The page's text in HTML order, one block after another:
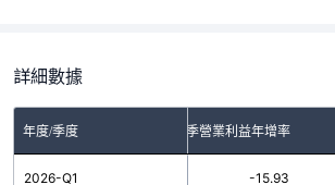
詳細數據
年度/季度 單季營業利益年增率
2026-Q1 -15.93